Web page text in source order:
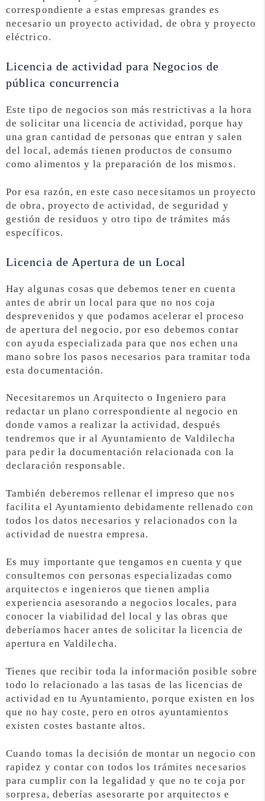
correspondiente a estas empresas grandes es
necesario un proyecto actividad, de obra y proyecto
eléctrico.
Licencia de actividad para Negocios de
pública concurrencia
Este tipo de negocios son más restrictivas a la hora
de solicitar una licencia de actividad, porque hay
una gran cantidad de personas que entran y salen
del local, además tienen productos de consumo
como alimentos y la preparación de los mismos.
Por esa razón, en este caso necesitamos un proyecto
de obra, proyecto de actividad, de seguridad y
gestión de residuos y otro tipo de trámites más
específicos.
Licencia de Apertura de un Local
Hay algunas cosas que debemos tener en cuenta
antes de abrir un local para que no nos coja
desprevenidos y que podamos acelerar el proceso
de apertura del negocio, por eso debemos contar
con ayuda especializada para que nos echen una
mano sobre los pasos necesarios para tramitar toda
esta documentación.
Necesitaremos un Arquitecto o Ingeniero para
redactar un plano correspondiente al negocio en
donde vamos a realizar la actividad, después
tendremos que ir al Ayuntamiento de Valdilecha
para pedir la documentación relacionada con la
declaración responsable.
También deberemos rellenar el impreso que nos
facilita el Ayuntamiento debidamente rellenado con
todos los datos necesarios y relacionados con la
actividad de nuestra empresa.
Es muy importante que tengamos en cuenta y que
consultemos con personas especializadas como
arquitectos e ingenieros que tienen amplia
experiencia asesorando a negocios locales, para
conocer la viabilidad del local y las obras que
deberíamos hacer antes de solicitar la licencia de
apertura en Valdilecha.
Tienes que recibir toda la información posible sobre
todo lo relacionado a las tasas de las licencias de
actividad en tu Ayuntamiento, porque existen en los
que no hay coste, pero en otros ayuntamientos
existen costes bastante altos.
Cuando tomas la decisión de montar un negocio con
rapidez y contar con todos los trámites necesarios
para cumplir con la legalidad y que no te coja por
sorpresa, deberías asesorarte por arquitectos e